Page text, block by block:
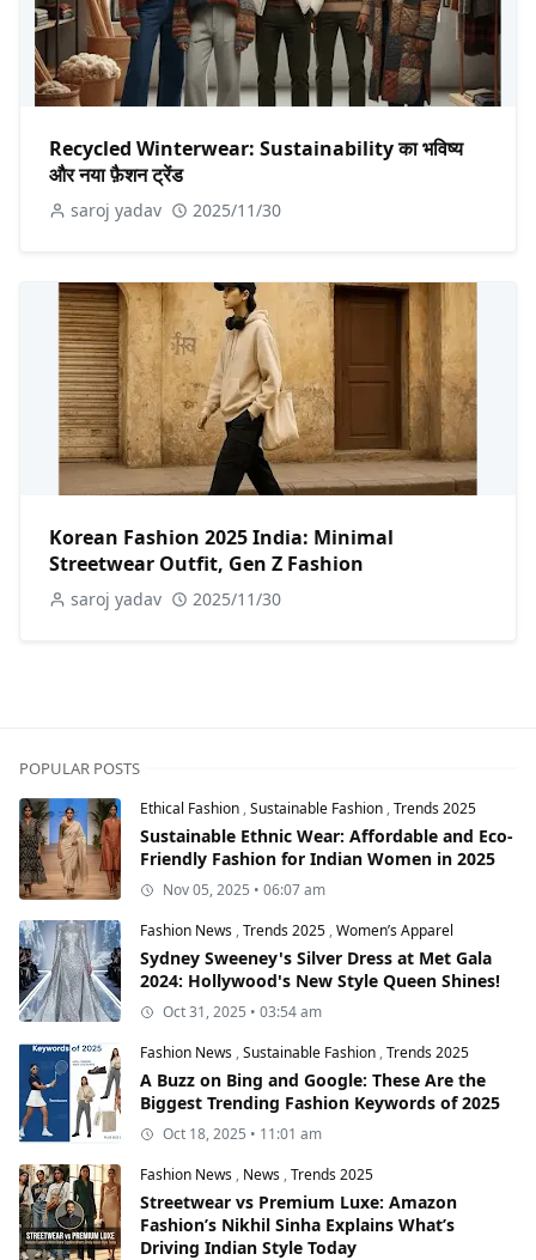
Recycled Winterwear: Sustainability का भविष्य
और नया फ़ैशन ट्रेंड
saroj yadav 2025/11/30
Korean Fashion 2025 India: Minimal
Streetwear Outfit, Gen Z Fashion
saroj yadav 2025/11/30
POPULAR POSTS
Ethical Fashion ,Sustainable Fashion ,Trends 2025
Sustainable Ethnic Wear: Affordable and Eco-
Friendly Fashion for Indian Women in 2025
Nov 05, 2025 • 06:07 am
Fashion News ,Trends 2025 ,Women’s Apparel
Sydney Sweeney's Silver Dress at Met Gala
2024: Hollywood's New Style Queen Shines!
Oct 31, 2025 • 03:54 am
Fashion News ,Sustainable Fashion ,Trends 2025
A Buzz on Bing and Google: These Are the
Biggest Trending Fashion Keywords of 2025
Oct 18, 2025 • 11:01 am
Fashion News , News ,Trends 2025
Streetwear vs Premium Luxe: Amazon
Fashion’s Nikhil Sinha Explains What’s
Driving Indian Style Today